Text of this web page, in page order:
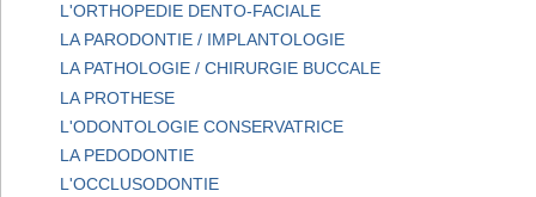
L'ORTHOPEDIE DENTO-FACIALE
LA PARODONTIE / IMPLANTOLOGIE
LA PATHOLOGIE / CHIRURGIE BUCCALE
LA PROTHESE
L'ODONTOLOGIE CONSERVATRICE
LA PEDODONTIE
L'OCCLUSODONTIE